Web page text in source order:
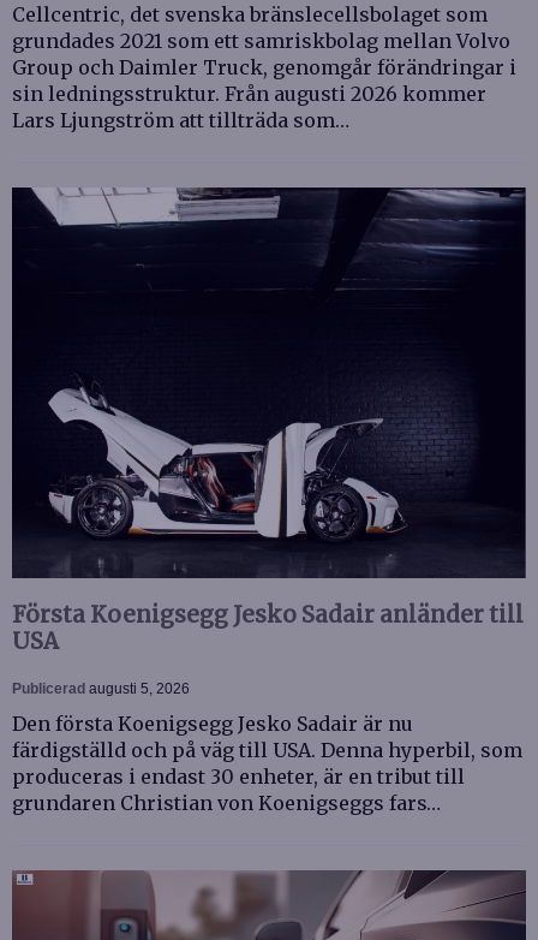
Cellcentric, det svenska bränslecellsbolaget som
grundades 2021 som ett samriskbolag mellan Volvo
Group och Daimler Truck, genomgår förändringar i
sin ledningsstruktur. Från augusti 2026 kommer
Lars Ljungström att tillträda som…
Första Koenigsegg Jesko Sadair anländer till
USA
Publicerad augusti 5, 2026
Den första Koenigsegg Jesko Sadair är nu
färdigställd och på väg till USA. Denna hyperbil, som
produceras i endast 30 enheter, är en tribut till
grundaren Christian von Koenigseggs fars…